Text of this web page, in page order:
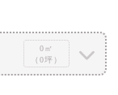
0㎡
（0坪）